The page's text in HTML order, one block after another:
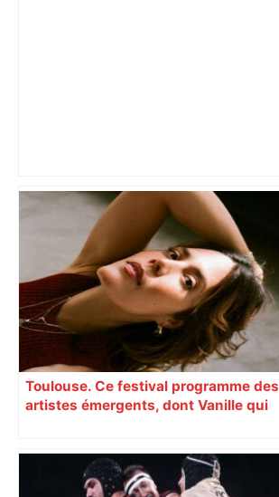
Vous pensiez que c’était comme une
voiture ? La vérité sur les avions qui
reculent – ici.fr
Toulouse. Ce festival programme des
artistes émergents, dont Vanille qui